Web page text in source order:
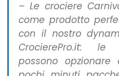
–Le crociere
come prodotto
con il nostro
CrocierePro.it:
possono